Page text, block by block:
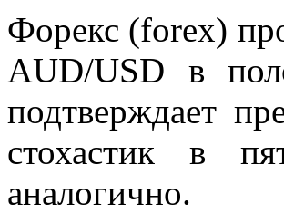
Форекс (forex)
AUD/USD в
подтверждает
стохастик в
аналогично.